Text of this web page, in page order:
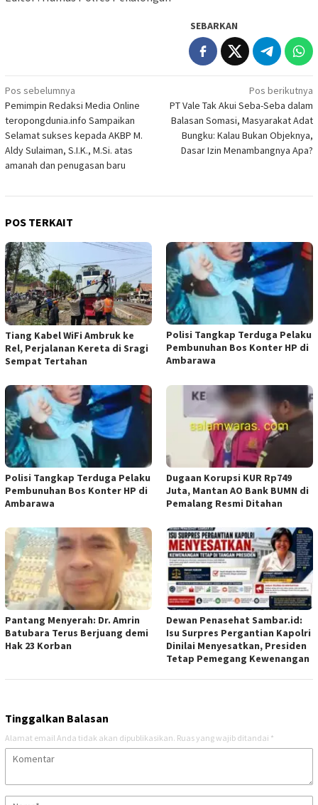
SEBARKAN
Navigasi
pos
Pos sebelumnya
Pemimpin Redaksi Media Online
teropongdunia.info Sampaikan
Selamat sukses kepada AKBP M.
Aldy Sulaiman, S.I.K., M.Si. atas
amanah dan penugasan baru
Pos berikutnya
PT Vale Tak Akui Seba-Seba dalam
Balasan Somasi, Masyarakat Adat
Bungku: Kalau Bukan Objeknya,
Dasar Izin Menambangnya Apa?
POS TERKAIT
Tiang Kabel WiFi Ambruk ke
Rel, Perjalanan Kereta di Sragi
Sempat Tertahan
Polisi Tangkap Terduga Pelaku
Pembunuhan Bos Konter HP di
Ambarawa
Polisi Tangkap Terduga Pelaku
Pembunuhan Bos Konter HP di
Ambarawa
Dugaan Korupsi KUR Rp749
Juta, Mantan AO Bank BUMN di
Pemalang Resmi Ditahan
Pantang Menyerah: Dr. Amrin
Batubara Terus Berjuang demi
Hak 23 Korban
Dewan Penasehat Sambar.id:
Isu Surpres Pergantian Kapolri
Dinilai Menyesatkan, Presiden
Tetap Pemegang Kewenangan
Tinggalkan Balasan
Alamat email Anda tidak akan dipublikasikan. Ruas yang wajib ditandai *